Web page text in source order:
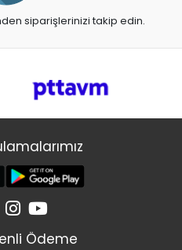
siparişlerinizi takip edin.
Ödeme